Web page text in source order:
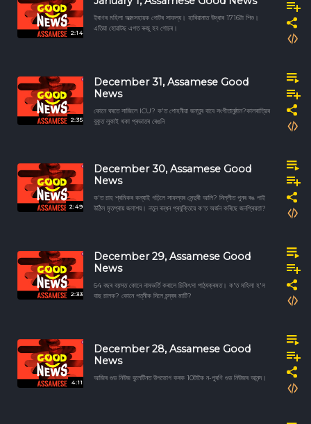
2:14
ইৰাণৰ মহিলা আত্মসহায়ক গোটৰ সাফল্য। হাৰিয়ানাত উদ্ধাৰ 1716টা শিশু।
এতিয়া হোৱাটছ এপত ৰুজু হব গোচৰ।
2:35
December 31, Assamese Good
News
কোনে ঘৰতে সাজিলে ICU? ক'ত পোহনীয়া জন্তুৰ বাবে সংগীতানুষ্ঠান?কালৰাত্রিৰ
বুকুত লুকাই থকা প্ৰভাতৰ ৰেঙনি
2:49
December 30, Assamese Good
News
ক'ত চাহ শ্ৰমিকৰ কন্যাই গঢ়িলে সাফল্যৰ সেন্দুৰী আলি? দিল্লীত পুনৰ ৰঙ পাই
উঠিল মৃতপ্ৰায় জলাশয়। নতুন ৰন্ধন প্ৰযুক্তিয়ে ক'ত অৰ্জন কৰিছে জনপ্ৰিয়তা?
2:33
December 29, Assamese Good
News
64 বছৰ বয়সত কোনে নামভৰ্তি কৰালে চিকিৎসা পাঠ্যক্ৰমত। ক'ত মহিলা হ'ল
বাছ চালক? কোনে পত্নীক দিলে চন্দ্ৰৰ মাটি?
4:11
December 28, Assamese Good
News
আজিৰ গুড নিউজ বুলেটিনত উপভোগ কৰক 10টাকৈ ন-পুৰণি গুড নিউজৰ আনন্দ।